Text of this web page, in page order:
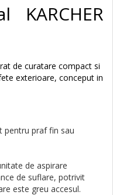
KARCHER
de curatare compact si
exterioare, conceput in
pentru praf fin sau
de aspirare
de suflare, potrivit
este greu accesul.